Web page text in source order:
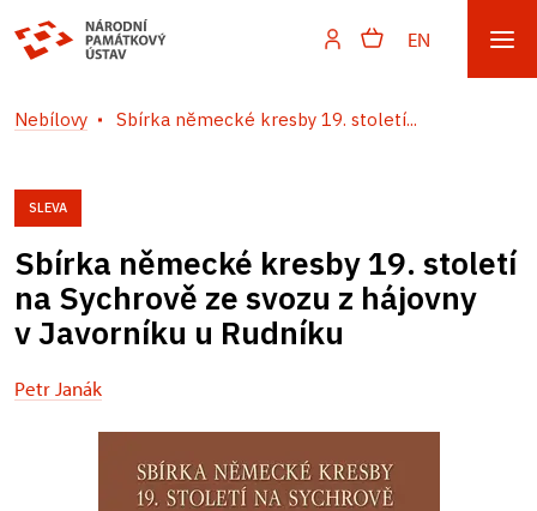
EN
Nebílovy Sbírka německé kresby 19. století...
SLEVA
Sbírka německé kresby 19. století
na Sychrově ze svozu z hájovny
v Javorníku u Rudníku
Petr Janák